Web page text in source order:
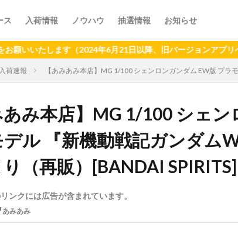
ス 入荷情報 ノウハウ 抽選情報 お知らせ
します（2024年6月21日以降、旧バージョンアプリへのプッ
入荷速報 【あみあみ本店】MG 1/100 シェンロンガンダム EW版 プラ
あみ本店】MG 1/100 シェ
ル 『新機動戦記ガンダム
（再販）[BANDAI
ンクには広告が含まれています。
あみあみ